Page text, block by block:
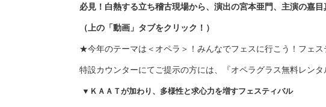
必見！白熱する立ち稽古現場から、演出の宮本亜門、主演の嘉
（上の「動画」タブをクリック！）
★今年のテーマは＜オペラ＞！みんなでフェスに行こう！フェ
特設カウンターにてご提示の方には、『オペラグラス無料レン
▼ＫＡＡＴが加わり、多様性と求心力を増すフェスティバル